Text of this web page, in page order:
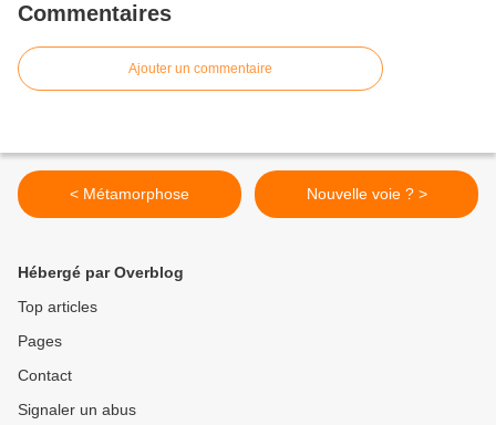
Commentaires
Ajouter un commentaire
< Métamorphose Nouvelle voie ? >
Hébergé par Overblog
Top articles
Pages
Contact
Signaler un abus